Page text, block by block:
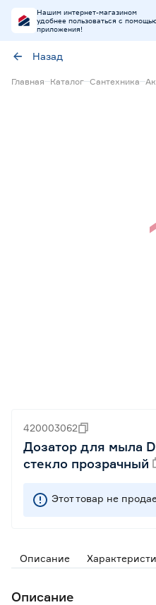
Нашим интернет-магазином
удобнее пользоваться с
приложения!
Назад
Главная Каталог Сантехника
420003062
Дозатор для мыла
стекло прозрачный
Этот товар не
Описание
Описание